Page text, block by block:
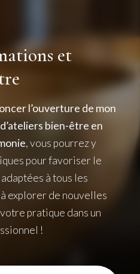
et
l’ouverture de mon
bien-être en
, vous pourrez y
pour favoriser le
à tous les
explorer de nouvelles
pratique dans un
!